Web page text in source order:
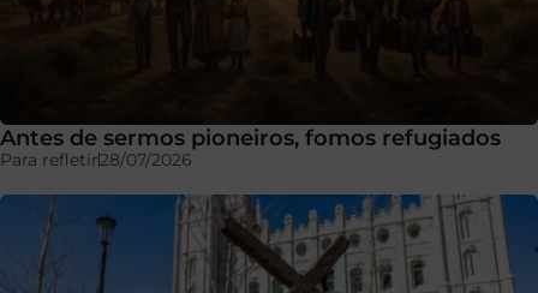
Antes de sermos pioneiros, fomos refugiados
Para refletir28/07/2026